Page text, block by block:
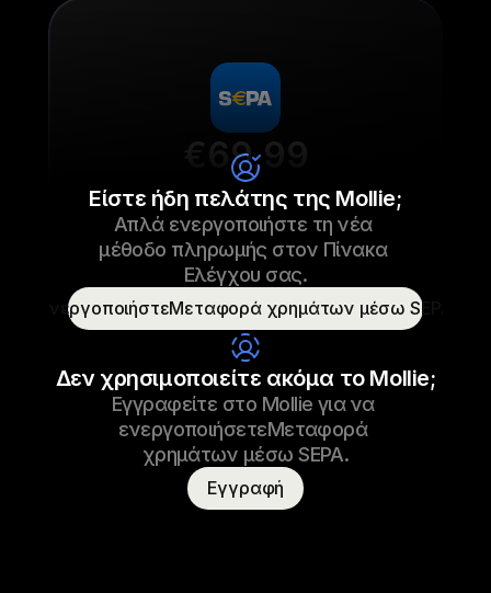
€69,99
Laces για αθλητικά παπούτσια
Laces για αθλητικά παπούτσια
23/09/2022 17:29 €69,99
Πληρωμένο
Όνομα καταναλωτή Τ. Οττερ
Είστε ήδη πελάτης της Mollie;
Απλά ενεργοποιήστε τη νέα
μέθοδο πληρωμής στον Πίνακα
Ελέγχου σας.
ΕνεργοποιήστεΜεταφορά χρημάτων μέσω SEPA
Δεν χρησιμοποιείτε ακόμα το Mollie;
Εγγραφείτε στο Mollie για να
ενεργοποιήσετεΜεταφορά
χρημάτων μέσω SEPA.
Εγγραφή